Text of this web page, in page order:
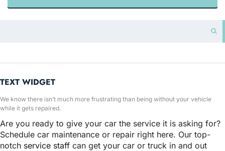
TEXT WIDGET
We know there isn’t much more frustrating than being without your vehicle
while it gets repaired.
Are you ready to give your car the service it is asking for?
Schedule car maintenance or repair right here. Our top-
notch service staff can get your car or truck in and out